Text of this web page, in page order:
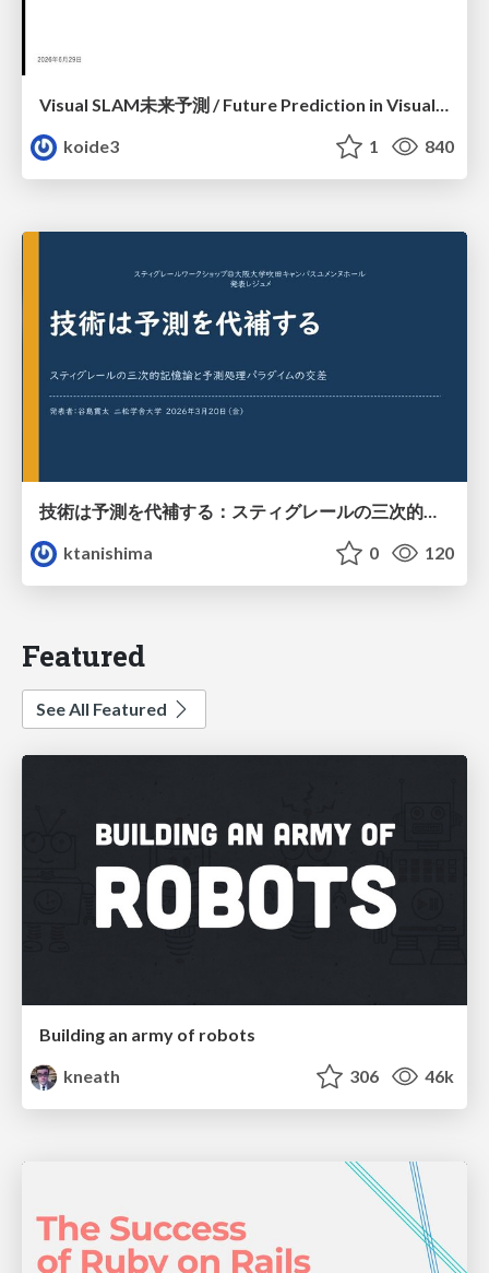
koide3
1 840
技術は予測を代補する：スティグレールの三次的記憶論と予測処理パラダイムの交差
ktanishima
0 120
Featured
See All Featured
Building an army of robots
kneath
306 46k